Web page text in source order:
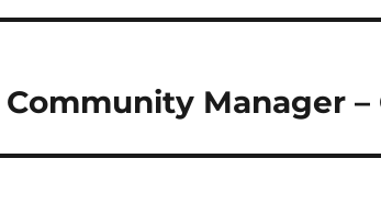
Community Manager –